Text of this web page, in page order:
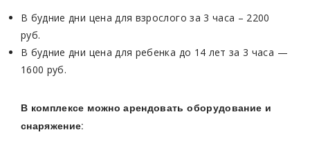
В будние дни цена для взрослого за 3 часа – 2200
руб.
В будние дни цена для ребенка до 14 лет за 3 часа —
1600 руб.
В комплексе можно арендовать оборудование и
снаряжение: